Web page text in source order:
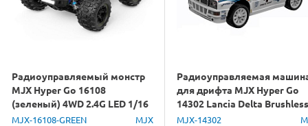
Радиоуправляемый монстр
MJX Hyper Go 16108
(зеленый) 4WD 2.4G LED 1/16
RTR
MJX-16108-GREEN MJX
Радиоуправляемая
для дрифта MJX Hyper Go
14302 Lancia Delta Brushless
4WD 2.4G LED 1/14 RTR
MJX-14302